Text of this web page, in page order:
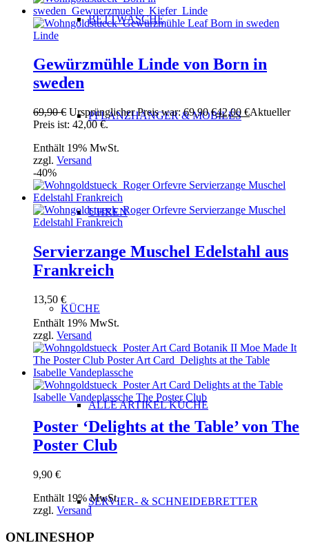
BETTWÄSCHE
PFLANZHÄNGER & MOBILÉS
UHREN
KÜCHE
ALLE ARTIKEL KÜCHE
SERVIER- & SCHNEIDEBRETTER
Gewürzmühle Linde von Born in
sweden
69,90€ Ursprünglicher Preis war: 69,90 €42,00 €Aktueller
Preis ist: 42,00 €.
Enthält 19% MwSt.
zzgl. Versand
-40%
Servierzange Muschel Edelstahl aus
Frankreich
13,50 €
Enthält 19% MwSt.
zzgl. Versand
Poster ‘Delights at the Table’ von The
Poster Club
9,90 €
Enthält 19% MwSt.
zzgl. Versand
ONLINESHOP